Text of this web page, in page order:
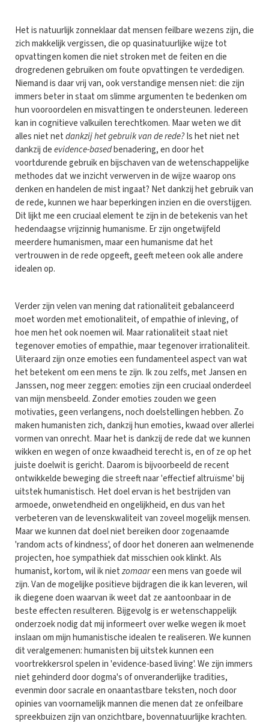
Het is natuurlijk zonneklaar dat mensen feilbare wezens zijn, die
zich makkelijk vergissen, die op quasinatuurlijke wijze tot
opvattingen komen die niet stroken met de feiten en die
drogredenen gebruiken om foute opvattingen te verdedigen.
Niemand is daar vrij van, ook verstandige mensen niet: die zijn
immers beter in staat om slimme argumenten te bedenken om
hun vooroordelen en misvattingen te ondersteunen. Iedereen
kan in cognitieve valkuilen terechtkomen. Maar weten we dit
alles niet netdankzij het gebruik van de rede?Is het niet net
dankzij deevidence-basedbenadering, en door het
voortdurende gebruik en bijschaven van de wetenschappelijke
methodes dat we inzicht verwerven in de wijze waarop ons
denken en handelen de mist ingaat? Net dankzij het gebruik van
de rede, kunnen we haar beperkingen inzien en die overstijgen.
Dit lijkt me een cruciaal element te zijn in de betekenis van het
hedendaagse vrijzinnig humanisme. Er zijn ongetwijfeld
meerdere humanismen, maar een humanisme dat het
vertrouwen in de rede opgeeft, geeft meteen ook alle andere
idealen op.
Verder zijn velen van mening dat rationaliteit gebalanceerd
moet worden met emotionaliteit, of empathie of inleving, of
hoe men het ook noemen wil. Maar rationaliteit staat niet
tegenover emoties of empathie, maar tegenover irrationaliteit.
Uiteraard zijn onze emoties een fundamenteel aspect van wat
het betekent om een mens te zijn. Ik zou zelfs, met Jansen en
Janssen, nog meer zeggen: emoties zijn een cruciaal onderdeel
van mijn mensbeeld. Zonder emoties zouden we geen
motivaties, geen verlangens, noch doelstellingen hebben. Zo
maken humanisten zich, dankzij hun emoties, kwaad over allerlei
vormen van onrecht. Maar het is dankzij de rede dat we kunnen
wikken en wegen of onze kwaadheid terecht is, en of ze op het
juiste doelwit is gericht. Daarom is bijvoorbeeld de recent
ontwikkelde beweging die streeft naar 'effectief altruïsme' bij
uitstek humanistisch. Het doel ervan is het bestrijden van
armoede, onwetendheid en ongelijkheid, en dus van het
verbeteren van de levenskwaliteit van zoveel mogelijk mensen.
Maar we kunnen dat doel niet bereiken door zogenaamde
'random acts of kindness', of door het doneren aan welmenende
projecten, hoe sympathiek dat misschien ook klinkt. Als
humanist, kortom, wil ik nietzomaareen mens van goede wil
zijn. Van de mogelijke positieve bijdragen die ik kan leveren, wil
ik diegene doen waarvan ik weet dat ze aantoonbaar in de
beste effecten resulteren. Bijgevolg is er wetenschappelijk
onderzoek nodig dat mij informeert over welke wegen ik moet
inslaan om mijn humanistische idealen te realiseren. We kunnen
dit veralgemenen: humanisten bij uitstek kunnen een
voortrekkersrol spelen in 'evidence-based living'. We zijn immers
niet gehinderd door dogma's of onveranderlijke tradities,
evenmin door sacrale en onaantastbare teksten, noch door
opinies van voornamelijk mannen die menen dat ze onfeilbare
spreekbuizen zijn van onzichtbare, bovennatuurlijke krachten.